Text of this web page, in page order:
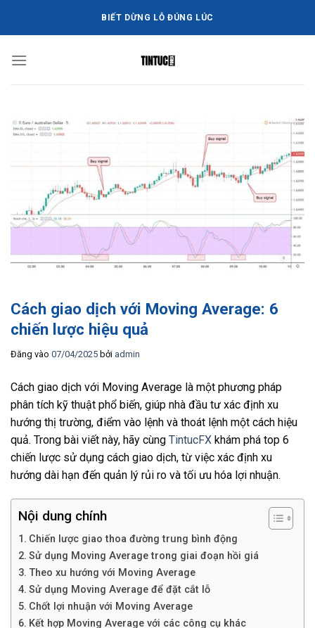
dung
BIẾT DỪNG LỖ ĐÚNG LÚC
Cách giao dịch với Moving Average: 6
chiến lược hiệu quả
Đăng vào 07/04/2025 bởi admin
Cách giao dịch với Moving Average là một phương pháp
phân tích kỹ thuật phổ biến, giúp nhà đầu tư xác định xu
hướng thị trường, điểm vào lệnh và thoát lệnh một cách hiệu
quả. Trong bài viết này, hãy cùng TintucFX khám phá top 6
chiến lược sử dụng cách giao dịch, từ việc xác định xu
hướng dài hạn đến quản lý rủi ro và tối ưu hóa lợi nhuận.
Nội dung chính
Chiến lược giao thoa đường trung bình động
Sử dụng Moving Average trong giai đoạn hồi giá
Theo xu hướng với Moving Average
Sử dụng Moving Average để đặt cắt lỗ
Chốt lợi nhuận với Moving Average
Kết hợp Moving Average với các công cụ khác